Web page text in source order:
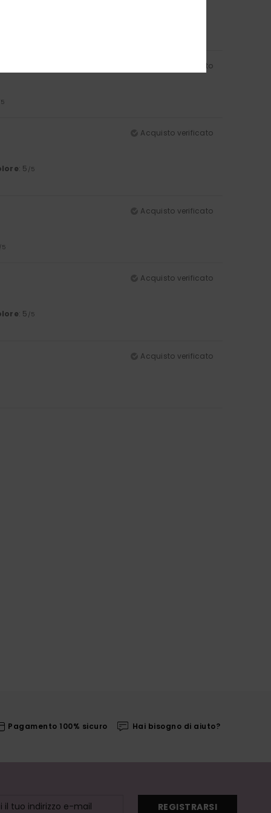
Acquisto verificato
Acquisto verificato
: 5 /5
Acquisto verificato
/5
Acquisto verificato
: 5 /5
Acquisto verificato
Pagamento 100% sicuro Hai bisogno di aiuto?
REGISTRARSI